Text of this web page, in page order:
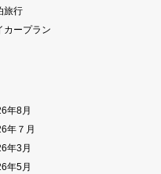
旅行
カープラン
年8月
年７月
年3月
年5月